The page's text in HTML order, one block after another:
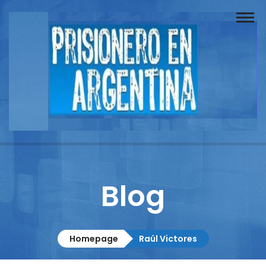
Buscador
Documentos
Columnistas
Contacto
Blog
Homepage Raúl Victores